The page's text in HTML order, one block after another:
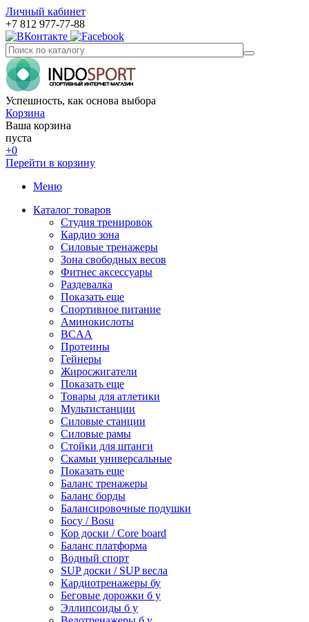
Личный кабинет
+7 812 977-77-88
Успешность, как основа выбора
Корзина
Ваша корзина
пуста
+0
Перейти в корзину
Меню
Каталог товаров
Студия тренировок
Кардио зона
Силовые тренажеры
Зона свободных весов
Фитнес аксессуары
Раздевалка
Показать еще
Спортивное питание
Аминокислоты
BCAA
Протеины
Гейнеры
Жиросжигатели
Показать еще
Товары для атлетики
Мультистанции
Силовые станции
Силовые рамы
Стойки для штанги
Скамьи универсальные
Показать еще
Баланс тренажеры
Баланс борды
Балансировочные подушки
Босу / Bosu
Кор доски / Core board
Баланс платформа
Водный спорт
SUP доски / SUP весла
Кардиотренажеры бу
Беговые дорожки б у
Эллипсоиды б у